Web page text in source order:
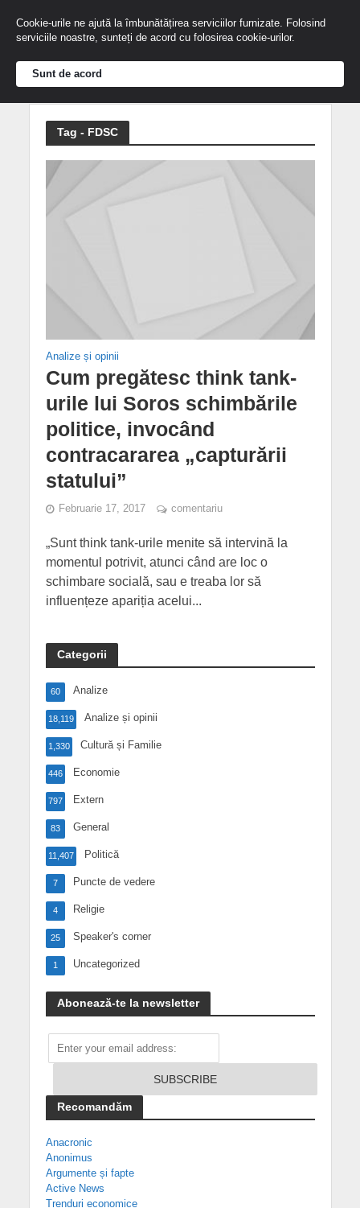
Tag - FDSC
Analize și opinii
Cum pregătesc think tank-
urile lui Soros schimbările
politice, invocând
contracararea „capturării
statului”
Februarie 17, 2017 comentariu
„Sunt think tank-urile menite să intervină la
momentul potrivit, atunci când are loc o
schimbare socială, sau e treaba lor să
influențeze apariția acelui...
Categorii
Analize
60
Analize și opinii
18,119
Cultură și Familie
1,330
Economie
446
Extern
797
General
83
Politică
11,407
Puncte de vedere
7
Religie
4
Speaker's corner
25
Uncategorized
1
Abonează-te la newsletter
Recomandăm
Anacronic
Anonimus
Argumente și fapte
Active News
Trenduri economice
Cookie-urile ne ajută la îmbunătățirea serviciilor furnizate. Folosind
serviciile noastre, sunteți de acord cu folosirea cookie-urilor.
Sunt de acord